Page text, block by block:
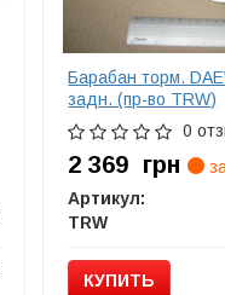
Барабан торм.
задн. (пр-во TRW)
0
2 369 грн
Артикул:
TRW
КУПИТЬ